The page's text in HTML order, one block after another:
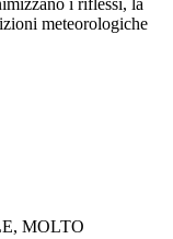
meteorologiche
MOLTO